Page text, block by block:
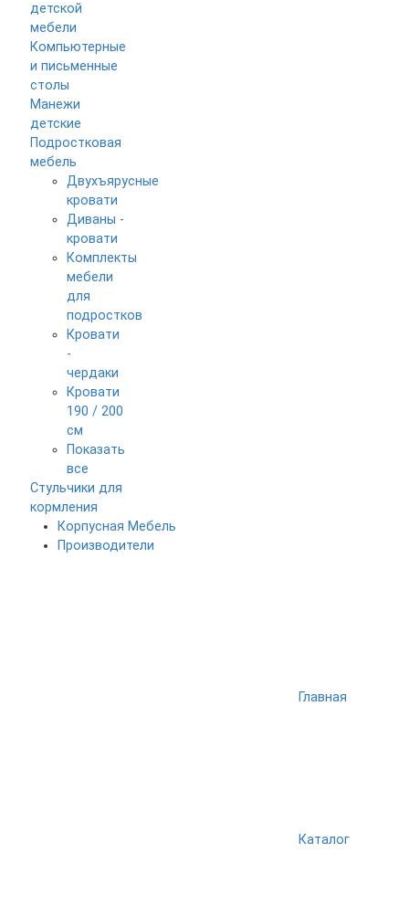
детской
мебели
Компьютерные
и письменные
столы
Манежи
детские
Подростковая
мебель
Двухъярусные
кровати
Диваны -
кровати
Комплекты
мебели
для
подростков
Кровати
-
чердаки
Кровати
190 / 200
см
Показать
все
Стульчики для
кормления
Корпусная Мебель
Производители
Главная
Каталог